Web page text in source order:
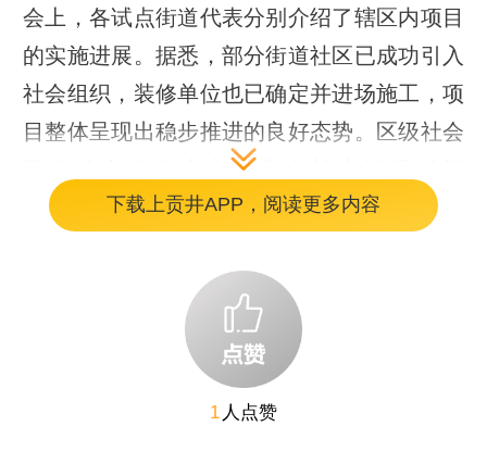
会上，各试点街道代表分别介绍了辖区内项目
的实施进展。据悉，部分街道社区已成功引入
社会组织，装修单位也已确定并进场施工，项
目整体呈现出稳步推进的良好态势。区级社会
工作综合服务中心负责人补充汇报时坦
言：“从督查情况看，各点位工作扎实落地。”
在讨论环节，与会人员围绕如何进一步加快项
目进度、把实事办实展开热烈讨论。大家一致
认为，提速不是一味求快，而是要把“实效”二
字贯穿始终。当前的关键是铆足干劲把既定任
下载上贡井APP，阅读更多内容
1 人点赞